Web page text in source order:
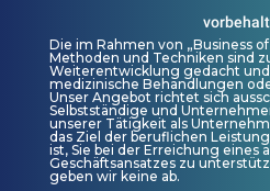
Die im Rahmen von „Business
Methoden und Techniken sind
Weiterentwicklung gedacht
medizinische Behandlungen
Unser Angebot richtet sich
Selbstständige und
unserer Tätigkeit als
das Ziel der beruflichen
ist, Sie bei der Erreichung eines
Geschäftsansatzes zu
geben wir keine ab.